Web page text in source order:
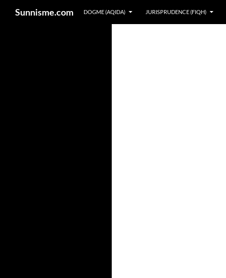
Sunnisme.com DOGME (AQIDA) JURISPRUDENCE (FIQH)